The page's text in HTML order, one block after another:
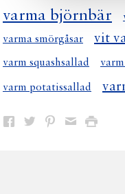
varma björnbär
varma smörgåsar vit
varm squashsallad
varm potatissallad
Dela Dela Dela DelaSkriv